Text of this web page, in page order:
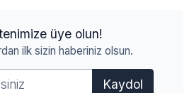
üye olun!
ilk sizin haberiniz olsun.
Kaydol